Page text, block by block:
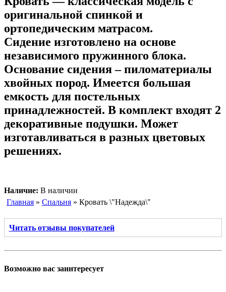
оригинальной спинкой и
ортопедическим матрасом.
Сидение изготовлено на основе
независимого пружинного блока.
Основание сидения – пиломатериалы
хвойных пород. Имеется большая
емкость для постельных
принадлежностей. В комплект входят 2
декоративные подушки. Может
изготавливаться в разных цветовых
решениях.
Наличие: В наличии
Главная » Спальня » Кровать \"Надежда\"
Читать отзывы покупателей
Возможно вас заинтересует